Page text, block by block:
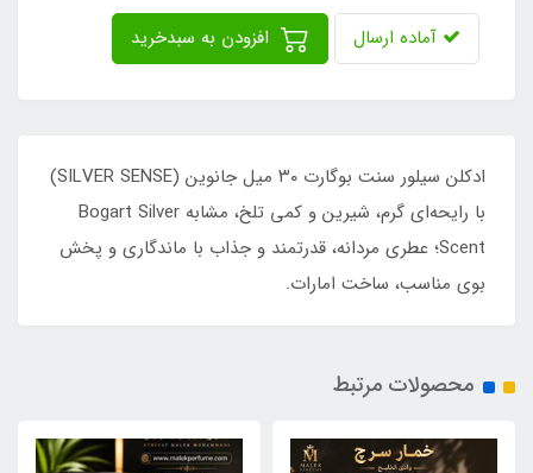
آماده ارسال
ادکلن سیلور سنت بوگارت ۳۰ میل جانوین (SILVER SENSE)
با رایحه‌ای گرم، شیرین و کمی تلخ، مشابه Bogart Silver
Scent؛ عطری مردانه، قدرتمند و جذاب با ماندگاری و پخش
بوی مناسب، ساخت امارات.
محصولات مرتبط